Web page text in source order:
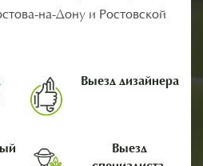
на-Дону и Ростовской
Выезд дизайнера
Выезд